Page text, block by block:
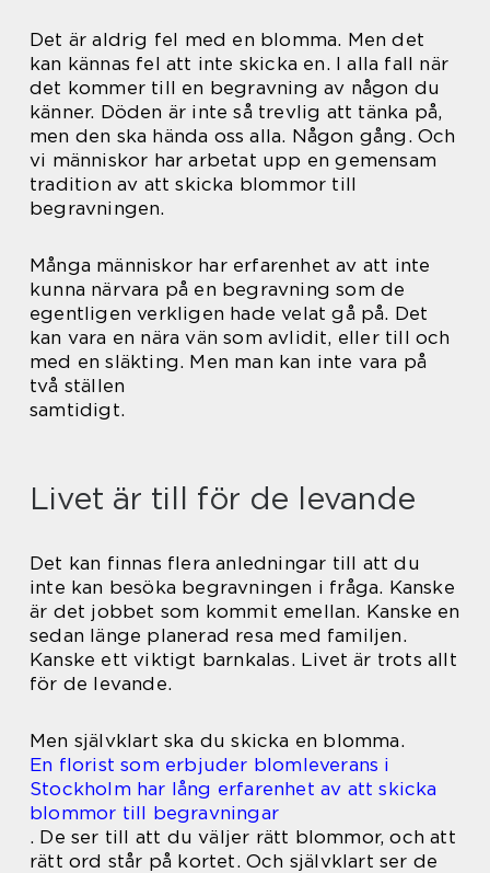
Det är aldrig fel med en blomma. Men det
kan kännas fel att inte skicka en. I alla fall när
det kommer till en begravning av någon du
känner. Döden är inte så trevlig att tänka på,
men den ska hända oss alla. Någon gång. Och
vi människor har arbetat upp en gemensam
tradition av att skicka blommor till
begravningen.
Många människor har erfarenhet av att inte
kunna närvara på en begravning som de
egentligen verkligen hade velat gå på. Det
kan vara en nära vän som avlidit, eller till och
med en släkting. Men man kan inte vara på
två ställen
samtidigt.
Livet är till för de levande
Det kan finnas flera anledningar till att du
inte kan besöka begravningen i fråga. Kanske
är det jobbet som kommit emellan. Kanske en
sedan länge planerad resa med familjen.
Kanske ett viktigt barnkalas. Livet är trots allt
för de levande.
Men självklart ska du skicka en blomma.
En florist som erbjuder blomleverans i
Stockholm har lång erfarenhet av att skicka
blommor till begravningar
. De ser till att du väljer rätt blommor, och att
rätt ord står på kortet. Och självklart ser de